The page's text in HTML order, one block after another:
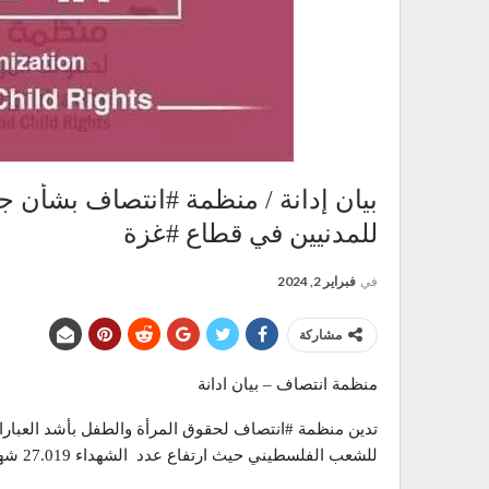
بيان إدانة / منظمة #انتصاف بشأن
للمدنيين في قطاع #غزة
في فبراير 2, 2024
مشاركة
منظمة انتصاف – بيان ادانة
تدين منظمة #انتصاف لحقوق المرأة والطفل بأشد
للشعب الفلسطيني حيث ارتفاع عدد الشهداء 27.019 شهيد و 66139 مصاب خلال 118 يوم